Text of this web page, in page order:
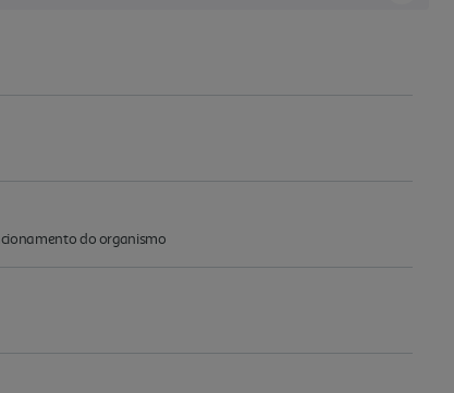
do organismo